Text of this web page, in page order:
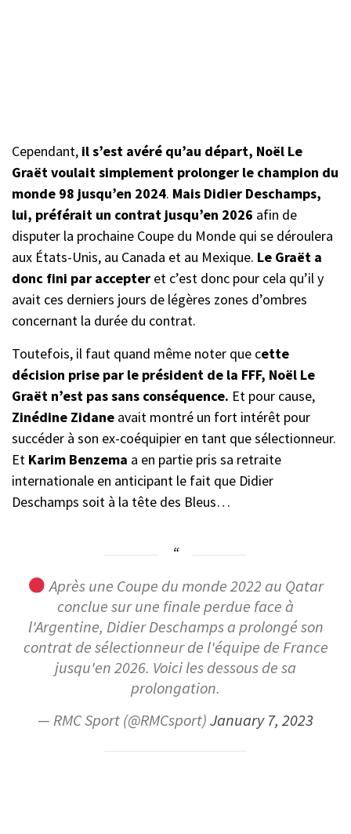
Cependant, il s’est avéré qu’au départ, Noël Le
Graët voulait simplement prolonger le champion du
monde 98 jusqu’en 2024. Mais Didier Deschamps,
lui, préférait un contrat jusqu’en 2026 afin de
disputer la prochaine Coupe du Monde qui se déroulera
aux États-Unis, au Canada et au Mexique. Le Graët a
donc fini par accepter et c’est donc pour cela qu’il y
avait ces derniers jours de légères zones d’ombres
concernant la durée du contrat.
Toutefois, il faut quand même noter que cette
décision prise par le président de la FFF, Noël Le
Graët n’est pas sans conséquence. Et pour cause,
Zinédine Zidane avait montré un fort intérêt pour
succéder à son ex-coéquipier en tant que sélectionneur.
Et Karim Benzema a en partie pris sa retraite
internationale en anticipant le fait que Didier
Deschamps soit à la tête des Bleus…
Après une Coupe du monde 2022 au Qatar
conclue sur une finale perdue face à
l'Argentine, Didier Deschamps a prolongé son
contrat de sélectionneur de l'équipe de France
jusqu'en 2026. Voici les dessous de sa
prolongation.
— RMC Sport (@RMCsport)January 7, 2023